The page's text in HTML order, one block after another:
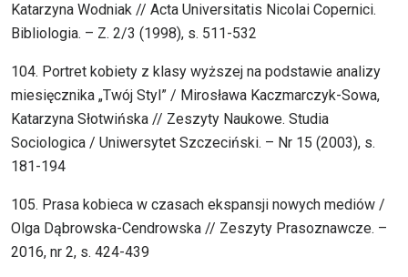
Katarzyna Wodniak // Acta Universitatis Nicolai Copernici.
Bibliologia. – Z. 2/3 (1998), s. 511-532
104. Portret kobiety z klasy wyższej na podstawie analizy
miesięcznika „Twój Styl” / Mirosława Kaczmarczyk-Sowa,
Katarzyna Słotwińska // Zeszyty Naukowe. Studia
Sociologica / Uniwersytet Szczeciński. – Nr 15 (2003), s.
181-194
105. Prasa kobieca w czasach ekspansji nowych mediów /
Olga Dąbrowska-Cendrowska // Zeszyty Prasoznawcze. –
2016, nr 2, s. 424-439